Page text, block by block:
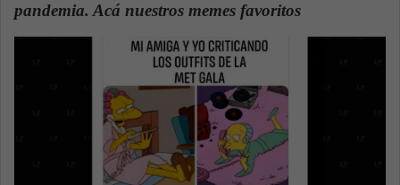
pandemia. Acá nuestros memes favoritos